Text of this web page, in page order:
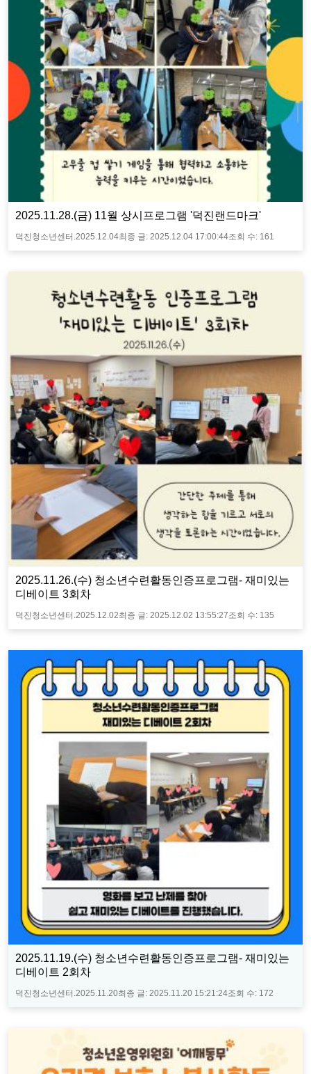
2025.11.28.(금) 11월 상시프로그램 '덕진랜드마크'
덕진청소년센터.2025.12.04최종 글:2025.12.04 17:00:44조회 수: 161
2025.11.26.(수) 청소년수련활동인증프로그램- 재미있는
디베이트 3회차
덕진청소년센터. 2025.12.02최종 글: 2025.12.02 13:55:27조회 수: 135
2025.11.19.(수) 청소년수련활동인증프로그램- 재미있는
디베이트 2회차
덕진청소년센터.2025.11.20최종 글:2025.11.20 15:21:24조회 수: 172